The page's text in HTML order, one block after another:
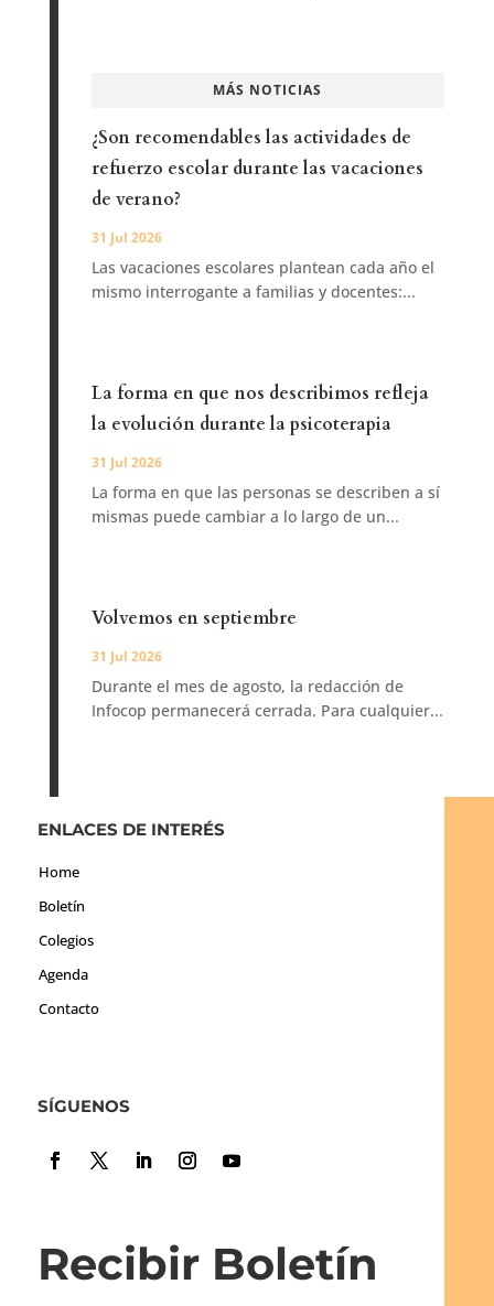
MÁS NOTICIAS
¿Son recomendables las actividades de
refuerzo escolar durante las vacaciones
de verano?
31 Jul 2026
Las vacaciones escolares plantean cada año el
mismo interrogante a familias y docentes:...
La forma en que nos describimos refleja
la evolución durante la psicoterapia
31 Jul 2026
La forma en que las personas se describen a sí
mismas puede cambiar a lo largo de un...
Volvemos en septiembre
31 Jul 2026
Durante el mes de agosto, la redacción de
Infocop permanecerá cerrada. Para cualquier...
ENLACES DE INTERÉS
Home
Boletín
Colegios
Agenda
Contacto
SÍGUENOS
Recibir Boletín